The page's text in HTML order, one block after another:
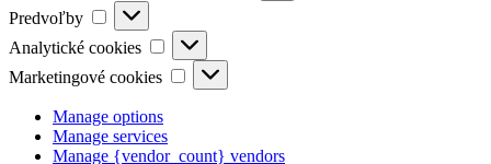
Predvoľby
Predvoľby
Analytické cookies
Analytické
cookies
Marketingové cookies
Marketingové
cookies
Manage options
Manage services
Manage {vendor_count} vendors